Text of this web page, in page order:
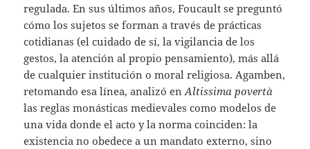
regulada. En sus últimos años, Foucault se preguntó
cómo los sujetos se forman a través de prácticas
cotidianas (el cuidado de sí, la vigilancia de los
gestos, la atención al propio pensamiento), más allá
de cualquier institución o moral religiosa. Agamben,
retomando esa línea, analizó enAltissima povertà
las reglas monásticas medievales como modelos de
una vida donde el acto y la norma coinciden: la
existencia no obedece a un mandato externo, sino